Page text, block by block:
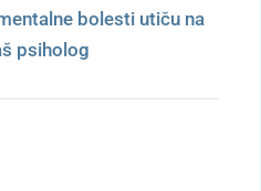
bolesti utiču na
psiholog